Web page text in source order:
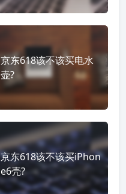
京东618该不该买电水
壶?
京东618该不该买iPhon
e6壳?